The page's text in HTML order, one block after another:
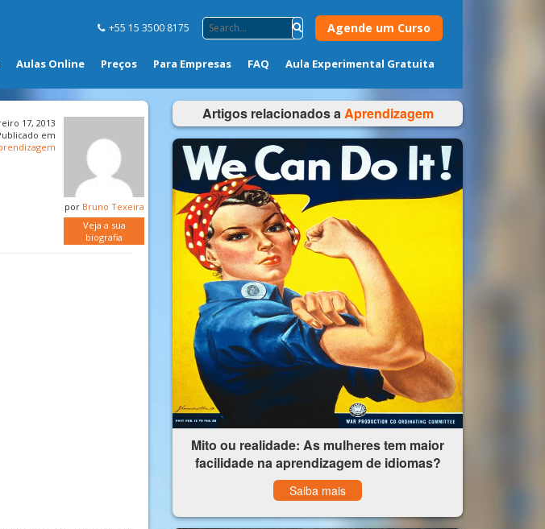
+55 15 3500 8175 Agende um Curso
Aulas Online Preços Para Empresas FAQ Aula Experimental Gratuita
por Bruno Texeira
Veja a sua
biografia
17, 2013
em
Artigos relacionados aAprendizagem
Mito ou realidade: As mulheres tem maior
facilidade na aprendizagem de idiomas?
Saiba mais